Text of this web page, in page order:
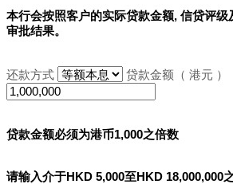
本行会按照客户的实际贷款金额, 信贷评
审批结果。
还款方式 贷款金额（ 港元 ）
贷款金额必须为港币1,000之倍数
请输入介于HKD 5,000至HKD 18,000,000